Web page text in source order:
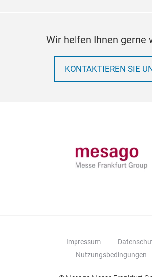
Wir helfen Ihnen gerne
KONTAKTIEREN SIE
Impressum
Nutzungsbedingungen